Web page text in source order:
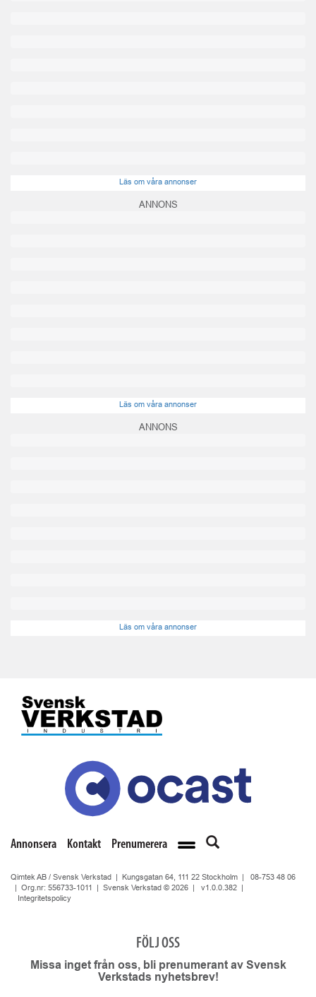
Läs om våra annonser
ANNONS
Läs om våra annonser
ANNONS
Läs om våra annonser
Annonsera Kontakt Prenumerera
Qimtek AB / Svensk Verkstad | Kungsgatan 64, 111 22 Stockholm | 08-753 48 06
| Org.nr: 556733-1011 | Svensk Verkstad © 2026 | v1.0.0.382
Integritetspolicy
FÖLJ OSS
Missa inget från oss, bli prenumerant av Svensk
Verkstads nyhetsbrev!